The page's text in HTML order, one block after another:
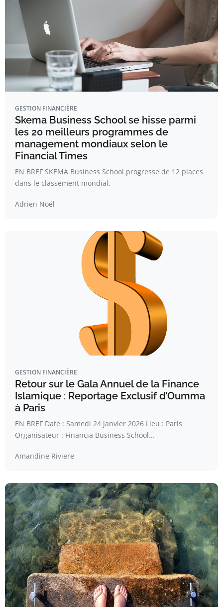
GESTION FINANCIÈRE
Skema Business School se hisse parmi
les 20 meilleurs programmes de
management mondiaux selon le
Financial Times
EN BREF SKEMA Business School progresse de 12 places
dans le classement mondial.
Adrien Noël
GESTION FINANCIÈRE
Retour sur le Gala Annuel de la Finance
Islamique : Reportage Exclusif d’Oumma
à Paris
EN BREF Date : Samedi 24 janvier 2026 Lieu : Paris
Organisateur : Financia Business School…
Amandine Riviere